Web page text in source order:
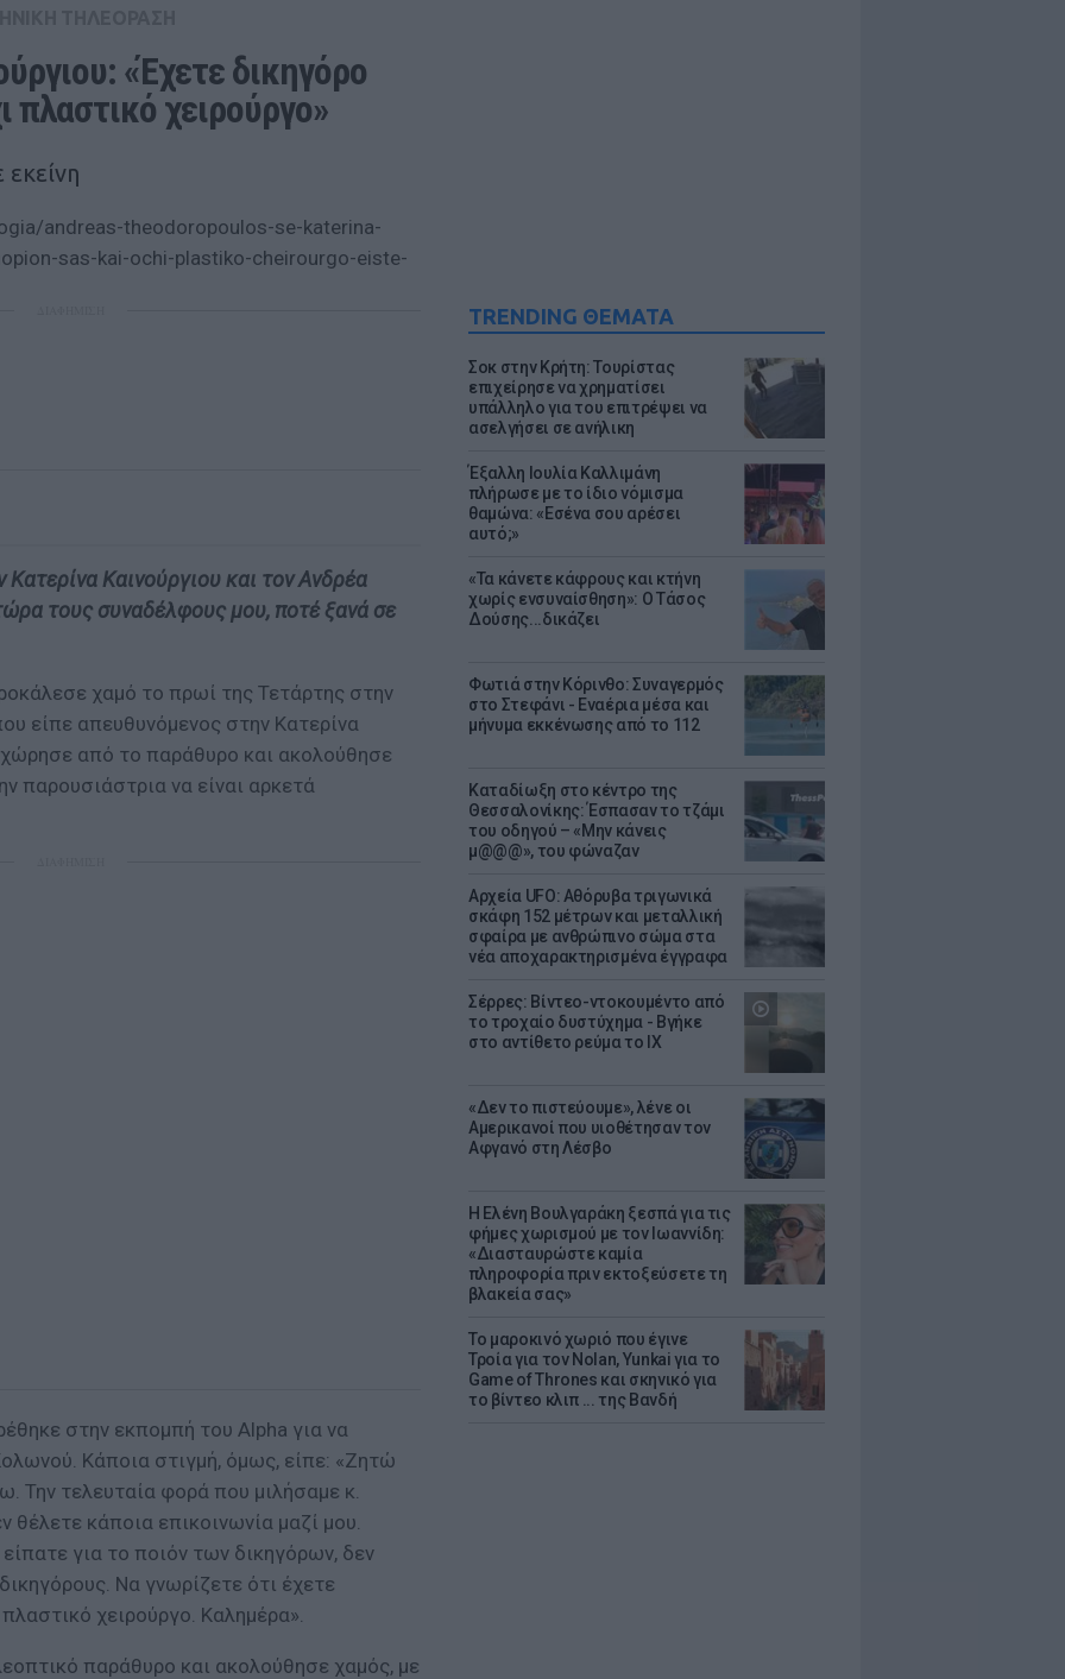
TRENDING ΘΕΜΑΤΑ
Σοκ στην Κρήτη: Τουρίστας
επιχείρησε να χρηματίσει
υπάλληλο για του επιτρέψει να
ασελγήσει σε ανήλικη
Έξαλλη Ιουλία Καλλιμάνη
πλήρωσε με το ίδιο νόμισμα
θαμώνα: «Εσένα σου αρέσει
αυτό;»
«Τα κάνετε κάφρους και κτήνη
χωρίς ενσυναίσθηση»: Ο Τάσος
Δούσης...δικάζει
Φωτιά στην Κόρινθο: Συναγερμός
στο Στεφάνι - Εναέρια μέσα και
μήνυμα εκκένωσης από το 112
Καταδίωξη στο κέντρο της
Θεσσαλονίκης: Έσπασαν το τζάμι
του οδηγού – «Μην κάνεις
μ@@@», του φώναζαν
Αρχεία UFO: Αθόρυβα τριγωνικά
σκάφη 152 μέτρων και μεταλλική
σφαίρα με ανθρώπινο σώμα στα
νέα αποχαρακτηρισμένα έγγραφα
Σέρρες: Βίντεο-ντοκουμέντο από
το τροχαίο δυστύχημα - Βγήκε
στο αντίθετο ρεύμα το ΙΧ
«Δεν το πιστεύουμε», λένε οι
Αμερικανοί που υιοθέτησαν τον
Αφγανό στη Λέσβο
Η Ελένη Βουλγαράκη ξεσπά για τις
φήμες χωρισμού με τον Ιωαννίδη:
«Διασταυρώστε καμία
πληροφορία πριν εκτοξεύσετε τη
βλακεία σας»
Το μαροκινό χωριό που έγινε
Τροία για τον Nolan, Yunkai για το
Game of Thrones και σκηνικό για
το βίντεο κλιπ ... της Βανδή
«Έχετε δικηγόρο
πλαστικό χειρούργο»
andreas-theodoropoulos-se-katerina-
sas-kai-ochi-plastiko-cheirourgo-eiste-
Καινούργιου και τον Ανδρέα
τους συναδέλφους μου, ποτέ ξανά σε
χαμό το πρωί της Τετάρτης στην
είπε απευθυνόμενος στην Κατερίνα
από το παράθυρο και ακολούθησε
παρουσιάστρια να είναι αρκετά
στην εκπομπή του Alpha για να
Κάποια στιγμή, όμως, είπε: «Ζητώ
Την τελευταία φορά που μιλήσαμε κ.
θέλετε κάποια επικοινωνία μαζί μου.
για το ποιόν των δικηγόρων, δεν
Να γνωρίζετε ότι έχετε
χειρούργο. Καλημέρα».
παράθυρο και ακολούθησε χαμός, με